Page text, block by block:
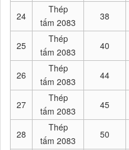
24
Thép
tấm 2083
38
25
Thép
tấm 2083
40
26
Thép
tấm 2083
44
27
Thép
tấm 2083
45
28
Thép
tấm 2083
50